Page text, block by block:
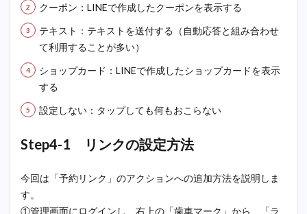
クーポン：LINEで作成したクーポンを表示する
テキスト：テキストを送付する（自動応答と組み合わせ
て利用することが多い）
ショップカード：LINEで作成したショップカードを表示
する
設定しない：タップしても何もおこらない
Step4-1 リンクの設定方法
今回は「予約リンク」のアクションへの追加方法を説明しま
す。
①管理画面にログインし、右上の「歯車マーク」から、「ラ